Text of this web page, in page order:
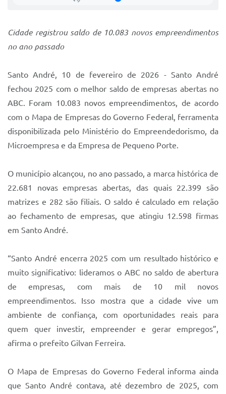
Cidade registrou saldo de 10.083 novos empreendimentos
no ano passado
Santo André, 10 de fevereiro de 2026 - Santo André
fechou 2025 com o melhor saldo de empresas abertas no
ABC. Foram 10.083 novos empreendimentos, de acordo
com o Mapa de Empresas do Governo Federal, ferramenta
disponibilizada pelo Ministério do Empreendedorismo, da
Microempresa e da Empresa de Pequeno Porte.
O município alcançou, no ano passado, a marca histórica de
22.681 novas empresas abertas, das quais 22.399 são
matrizes e 282 são filiais. O saldo é calculado em relação
ao fechamento de empresas, que atingiu 12.598 firmas
em Santo André.
“Santo André encerra 2025 com um resultado histórico e
muito significativo: lideramos o ABC no saldo de abertura
de empresas, com mais de 10 mil novos
empreendimentos. Isso mostra que a cidade vive um
ambiente de confiança, com oportunidades reais para
quem quer investir, empreender e gerar empregos”,
afirma o prefeito Gilvan Ferreira.
O Mapa de Empresas do Governo Federal informa ainda
que Santo André contava, até dezembro de 2025, com